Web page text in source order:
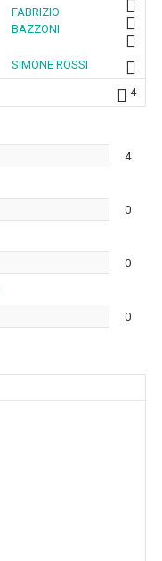
FABRIZIO
BAZZONI
SIMONE ROSSI
4
4
0
0
0